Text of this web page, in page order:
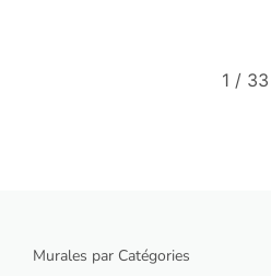
2 / 33
Murales par Catégories